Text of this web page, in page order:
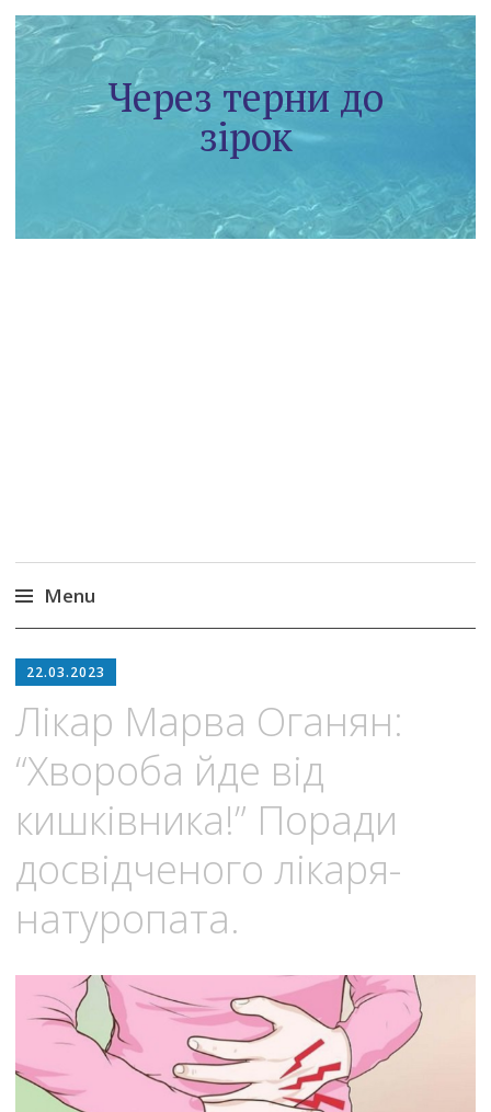
Через терни до
зірок
Menu
to
22.03.2023
Лікар Марва Оганян:
“Хвороба йде від
кишківника!” Поради
досвідченого лікаря-
натуропата.